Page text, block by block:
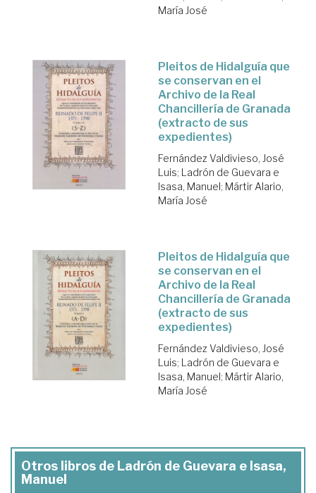
María José
Pleitos de Hidalguía que
se conservan en el
Archivo de la Real
Chancillería de Granada
(extracto de sus
expedientes)
Fernández Valdivieso, José
Luis; Ladrón de Guevara e
Isasa, Manuel; Mártir Alario,
María José
Pleitos de Hidalguía que
se conservan en el
Archivo de la Real
Chancillería de Granada
(extracto de sus
expedientes)
Fernández Valdivieso, José
Luis; Ladrón de Guevara e
Isasa, Manuel; Mártir Alario,
María José
Otros libros de Ladrón de Guevara e Isasa,
Manuel